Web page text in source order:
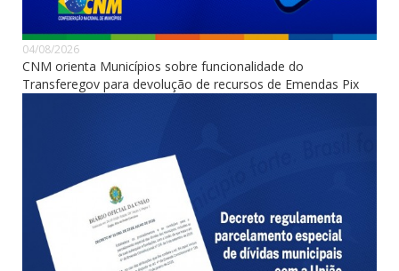
04/08/2026
CNM orienta Municípios sobre funcionalidade do
Transferegov para devolução de recursos de Emendas Pix